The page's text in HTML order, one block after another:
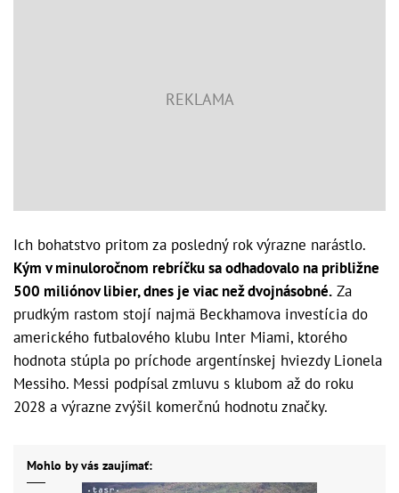
Ich bohatstvo pritom za posledný rok výrazne narástlo.
Kým v minuloročnom rebríčku sa odhadovalo na približne
500 miliónov libier, dnes je viac než dvojnásobné. Za
prudkým rastom stojí najmä Beckhamova investícia do
amerického futbalového klubu Inter Miami, ktorého
hodnota stúpla po príchode argentínskej hviezdy Lionela
Messiho. Messi podpísal zmluvu s klubom až do roku
2028 a výrazne zvýšil komerčnú hodnotu značky.
Mohlo by vás zaujímať: